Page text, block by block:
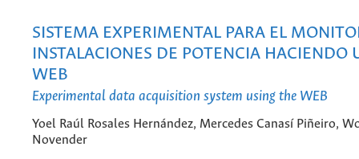
SISTEMA EXPERIMENTAL PARA EL
INSTALACIONES DE POTENCIA HACIENDO
WEB
Experimental data acquisition system using the WEB
Yoel Raúl Rosales Hernández, Mercedes Canasí Piñeiro,
Novender